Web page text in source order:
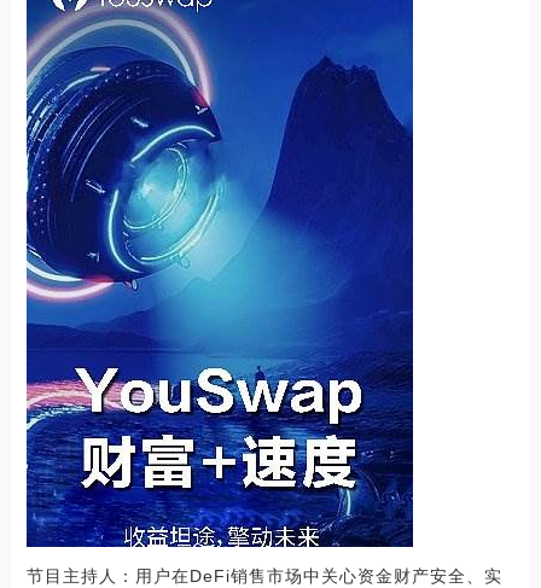
节目主持人：用户在DeFi销售市场中关心资金财产安全、实